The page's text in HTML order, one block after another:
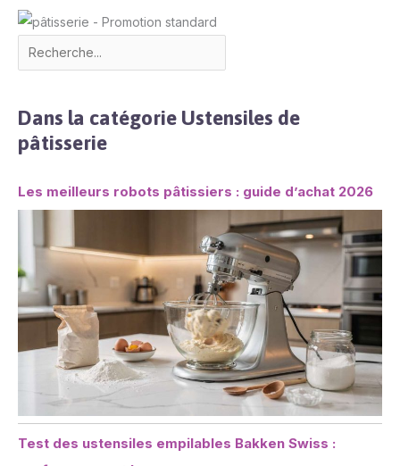
Dans la catégorie Ustensiles de
pâtisserie
Les meilleurs robots pâtissiers : guide d’achat 2026
Test des ustensiles empilables Bakken Swiss :